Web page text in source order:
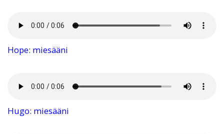
Hope: miesääni
Hugo: miesääni